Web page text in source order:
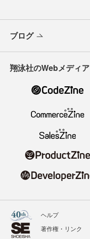
ブログ
翔泳社のWebメディア
ヘルプ
著作権・リンク